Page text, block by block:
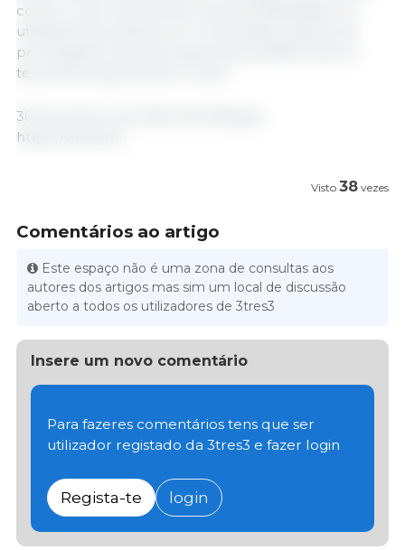
corte), o que melhorará a representatividade. Os
utilizadores poderão ver os resultados depois de
processados nas suas respectivas plataformas na
terça-feira depois das 14 horas.
30 de Janeiro de 2023/ Vilt/ Bélgica.
https://vilt.be/nl
Visto 38 vezes
Comentários ao artigo
Este espaço não é uma zona de consultas aos
autores dos artigos mas sim um local de discussão
aberto a todos os utilizadores de 3tres3
Insere um novo comentário
Para fazeres comentários tens que ser
utilizador registado da 3tres3 e fazer login
Regista-te login